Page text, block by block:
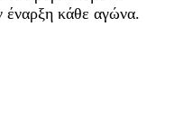
έναρξη κάθε αγώνα.